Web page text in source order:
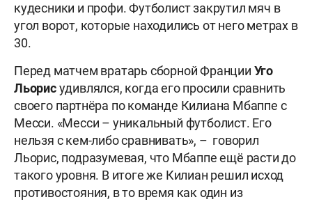
кудесники и профи. Футболист закрутил мяч в
угол ворот, которые находились от него метрах в
30.
Перед матчем вратарь сборной Франции Уго
Льорисудивлялся, когда его просили сравнить
своего партнёра по команде Килиана Мбаппе с
Месси. «Месси – уникальный футболист. Его
нельзя с кем-либо сравнивать», – говорил
Льорис, подразумевая, что Мбаппе ещё расти до
такого уровня. В итоге же Килиан решил исход
противостояния, в то время как один из